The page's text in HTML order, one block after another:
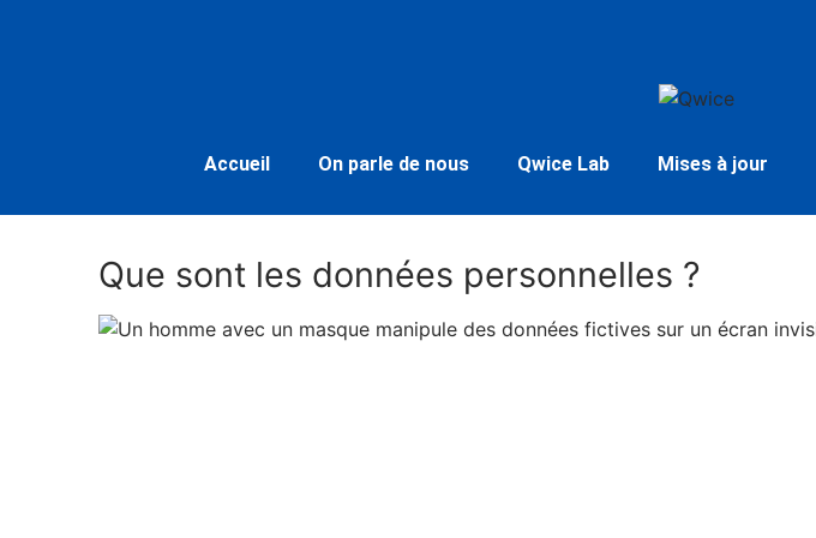
Accueil On parle de nous Qwice Lab Mises à jour
Que sont les données personnelles ?